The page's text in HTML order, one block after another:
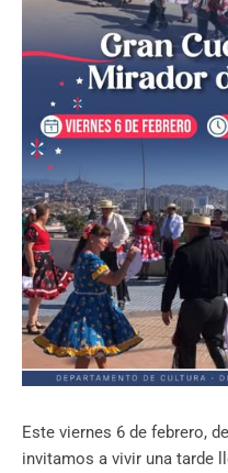
Este viernes 6 de febrero,
invitamos a vivir una tarde